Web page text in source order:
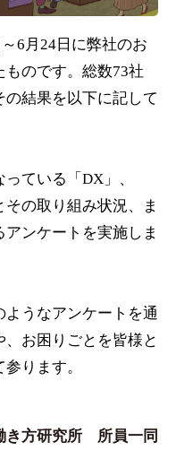
6月24日に弊社のお
のです。総数73社
結果を以下に記して
ている「DX」、
その取り組み状況、ま
ンケートを実施しま
うなアンケートを通
お困りごとを皆様と
ります。
き方研究所　所員一同